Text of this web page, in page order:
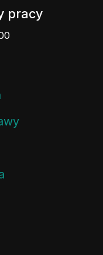
pracy